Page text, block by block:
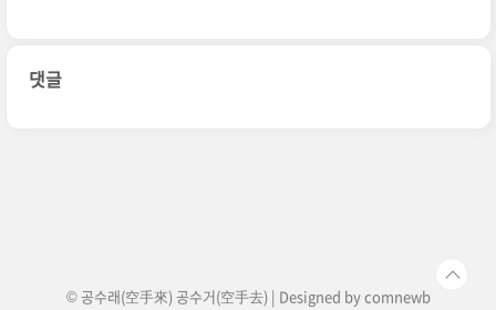
댓글
© 공수래(空手來) 공수거(空手去) | Designed bycomnewb